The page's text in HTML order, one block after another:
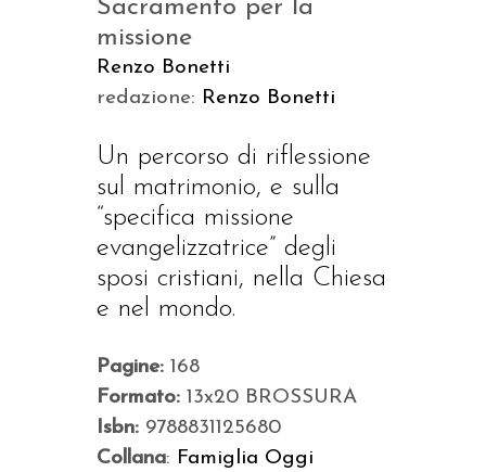
Sacramento per la
missione
Renzo Bonetti
redazione: Renzo Bonetti
Un percorso di riflessione
sul matrimonio, e sulla
“specifica missione
evangelizzatrice” degli
sposi cristiani, nella Chiesa
e nel mondo.
Pagine: 168
Formato: 13x20 BROSSURA
Isbn: 9788831125680
Collana: Famiglia Oggi